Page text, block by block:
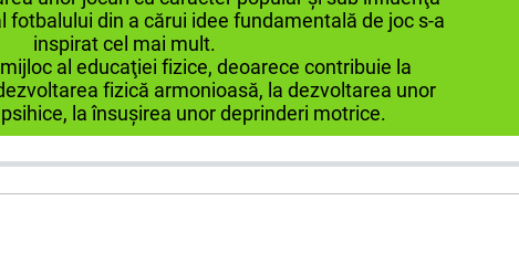
fotbalului din a cărui idee fundamentală de joc s-a
inspirat cel mai mult.
al educaţiei fizice, deoarece contribuie la
fizică armonioasă, la dezvoltarea unor
la însuşirea unor deprinderi motrice.